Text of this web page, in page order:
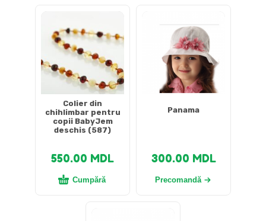
Colier din
chihlimbar pentru
copii BabyJem
deschis (587)
550.00 MDL
Cumpără
Panama
300.00 MDL
Precomandă